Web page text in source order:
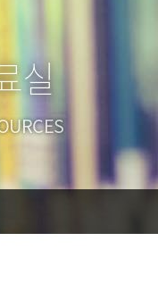
실